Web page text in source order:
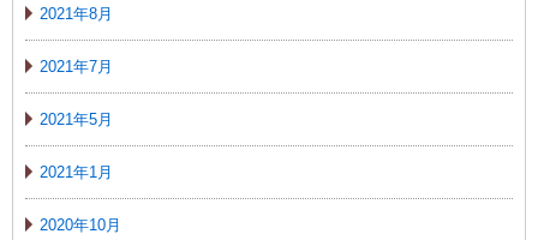
2021年8月
2021年7月
2021年5月
2021年1月
2020年10月